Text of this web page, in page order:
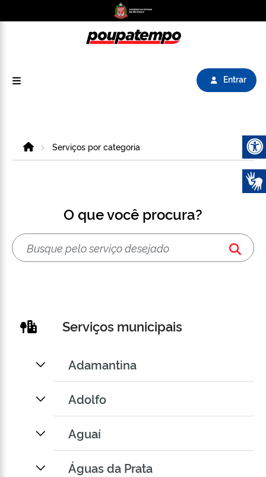
Entrar
HomeServiços por categoria
O que você procura?
Serviços municipais
Adamantina
Adolfo
Aguaí
Águas da Prata